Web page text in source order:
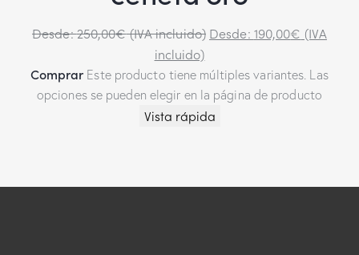
Desde:250,00€(IVA incluido) Desde: 190,00€ (IVA
incluido)
Comprar Este producto tiene múltiples variantes. Las
opciones se pueden elegir en la página de producto
Vista rápida